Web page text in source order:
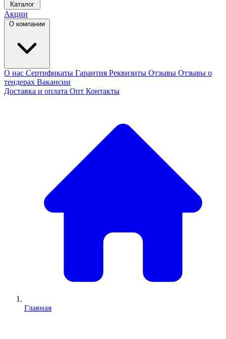
Каталог
Акции
О компании
О нас Сертификаты Гарантия Реквизиты Отзывы Отзывы о
тендерах Вакансии
Доставка и оплата Опт Контакты
Главная